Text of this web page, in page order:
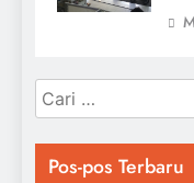
Cari
untuk:
Pos-pos Terbaru